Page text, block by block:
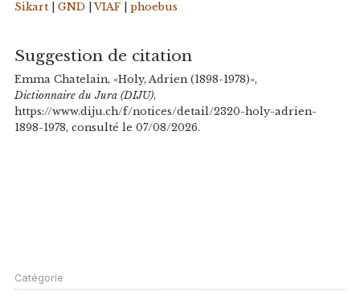
Sikart| GND |VIAF| phoebus
Suggestion de citation
Emma Chatelain, «Holy, Adrien (1898-1978)»,
Dictionnaire du Jura (DIJU),
https://www.diju.ch/f/notices/detail/2320-holy-adrien-
1898-1978, consulté le 07/08/2026.
Catégorie